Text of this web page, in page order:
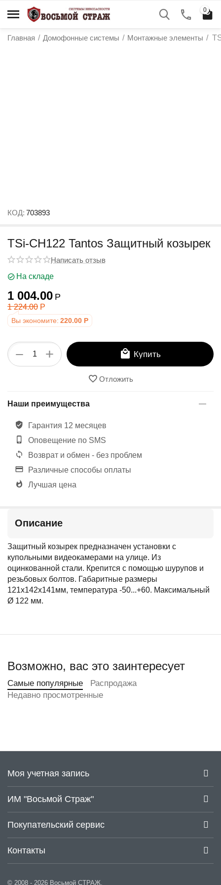
0
Главная / Домофонные системы / Монтажные элементы /
КОД: 703893
TSi-CH122 Tantos Защитный козырек
Написать отзыв
На складе
1 004.00 Р
1 224.00 Р
Вы экономите: 220.00 Р
+
− Купить
Отложить
Наши преимущества
Гарантия 12 месяцев
Оповещение по SMS
Возврат и обмен - без проблем
Различные способы оплаты
Лучшая цена
Описание
Защитный козырек предназначен установки с
купольными видеокамерами на улице. Из
оцинкованной стали. Крепится с помощью шурупов и
резьбовых болтов. Габаритные размеры
121х142х141мм, температура -50...+60. Мaксимальный
Ø 122 мм.
Возможно, вас это заинтересует
Самые популярные
Распродажа
Недавно просмотренные
Моя учетная запись
ИМ "Восьмой Страж"
Покупательский сервис
Контакты
© 2008 - 2026 Восьмой СТРАЖ.